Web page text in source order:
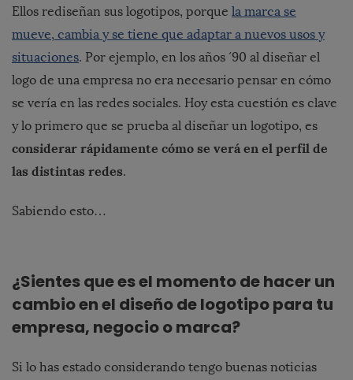
Ellos rediseñan sus logotipos, porque la marca se
mueve, cambia y se tiene que adaptar a nuevos usos y
situaciones. Por ejemplo, en los años ´90 al diseñar el
logo de una empresa no era necesario pensar en cómo
se vería en las redes sociales. Hoy esta cuestión es clave
y lo primero que se prueba al diseñar un logotipo, es
considerar rápidamente cómo se verá en el perfil de
las distintas redes.
Sabiendo esto…
¿Sientes que es el momento de hacer un
cambio en el diseño de logotipo para tu
empresa, negocio o marca?
Si lo has estado considerando tengo buenas noticias